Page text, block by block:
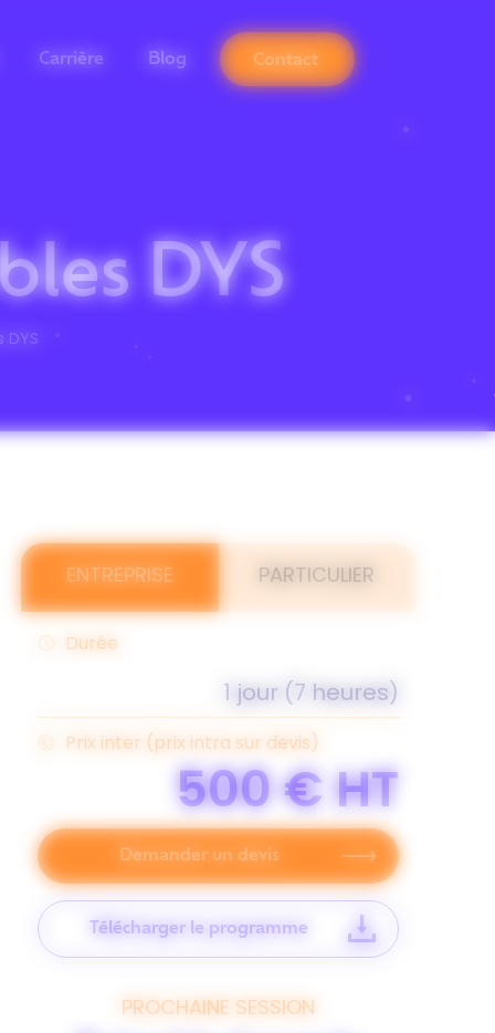
Carrière Blog Contact
DYS
DYS
ENTREPRISE PARTICULIER
Durée
1 jour (7 heures)
Prix inter (prix intra sur devis)
500 € HT
Demander un devis
Télécharger le programme
PROCHAINE SESSION